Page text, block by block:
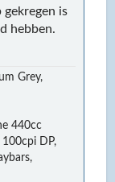
is
hebben.
Grey,
440cc
DP,